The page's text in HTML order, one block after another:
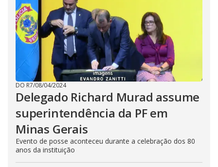
DO R7/08/04/2024
Delegado Richard Murad assume
superintendência da PF em
Minas Gerais
Evento de posse aconteceu durante a celebração dos 80
anos da instituição